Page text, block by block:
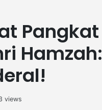
Pangkat
Hamzah:
views